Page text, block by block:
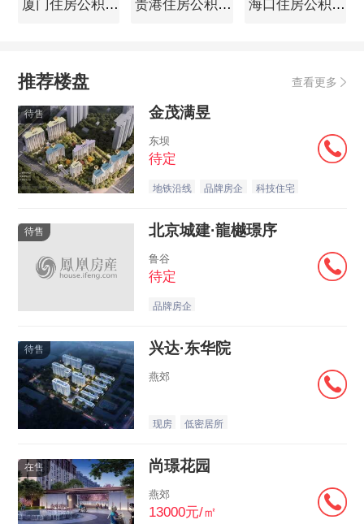
厦门住房公积金查询 贵港住房公积金查询 海口住房公积金查询
推荐楼盘 查看更多
待售 金茂满昱
东坝
待定
地铁沿线 品牌房企 科技住宅
待售 北京城建·龍樾璟序
鲁谷
待定
品牌房企
待售 兴达·东华院
燕郊
现房 低密居所
在售 尚璟花园
燕郊
13000元/㎡